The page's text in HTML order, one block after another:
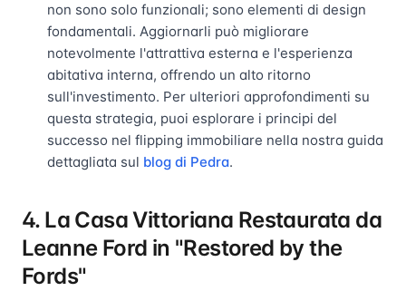
non sono solo funzionali; sono elementi di design
fondamentali. Aggiornarli può migliorare
notevolmente l'attrattiva esterna e l'esperienza
abitativa interna, offrendo un alto ritorno
sull'investimento. Per ulteriori approfondimenti su
questa strategia, puoi esplorare i principi del
successo nel flipping immobiliare nella nostra guida
dettagliata sul blog di Pedra.
4. La Casa Vittoriana Restaurata da
Leanne Ford in "Restored by the
Fords"